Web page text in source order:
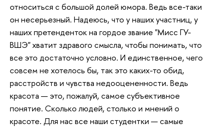
относиться с большой долей юмора. Ведь все-таки
он несерьезный. Надеюсь, что у наших участниц, у
наших претенденток на гордое звание "Мисс ГУ-
ВШЭ" хватит здравого смысла, чтобы понимать, что
все это достаточно условно. И единственное, чего
совсем не хотелось бы, так это каких-то обид,
расстройств и чувства недооцененности. Ведь
красота — это, пожалуй, самое субъективное
понятие. Сколько людей, столько и мнений о
красоте. Для нас все наши студентки — самые